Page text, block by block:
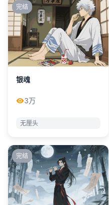
完结
银魂
3万
无厘头
完结